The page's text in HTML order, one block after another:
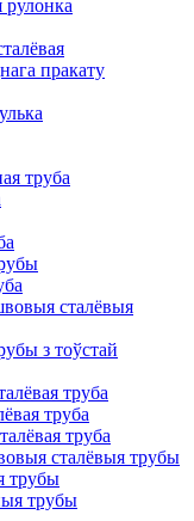
рулонка
пракату
труба
сталёвыя
з тоўстай
труба
труба
труба
сталёвыя трубы
трубы
трубы